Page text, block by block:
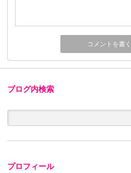
ブログ内検索
プロフィール